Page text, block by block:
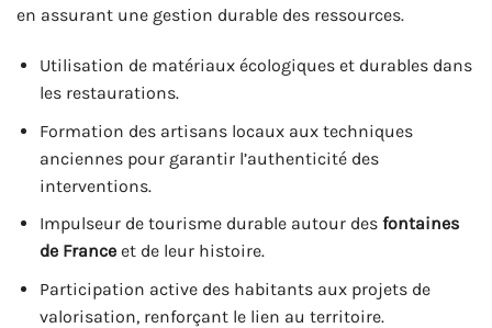
en assurant une gestion durable des ressources.
Utilisation de matériaux écologiques et durables dans
les restaurations.
Formation des artisans locaux aux techniques
anciennes pour garantir l’authenticité des
interventions.
Impulseur de tourisme durable autour des fontaines
de Franceet de leur histoire.
Participation active des habitants aux projets de
valorisation, renforçant le lien au territoire.